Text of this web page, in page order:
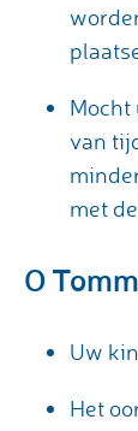
van
met
O
Uw
Het